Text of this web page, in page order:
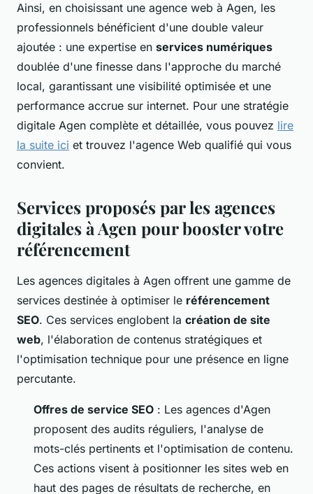
Ainsi, en choisissant une agence web à Agen, les
professionnels bénéficient d'une double valeur
ajoutée : une expertise en services numériques
doublée d'une finesse dans l'approche du marché
local, garantissant une visibilité optimisée et une
performance accrue sur internet. Pour une stratégie
digitale Agen complète et détaillée, vous pouvez lire
la suite ici et trouvez l'agence Web qualifié qui vous
convient.
Services proposés par les agences
digitales à Agen pour booster votre
référencement
Les agences digitales à Agen offrent une gamme de
services destinée à optimiser le référencement
SEO. Ces services englobent la création de site
web, l'élaboration de contenus stratégiques et
l'optimisation technique pour une présence en ligne
percutante.
Offres de service SEO : Les agences d'Agen
proposent des audits réguliers, l'analyse de
mots-clés pertinents et l'optimisation de contenu.
Ces actions visent à positionner les sites web en
haut des pages de résultats de recherche, en